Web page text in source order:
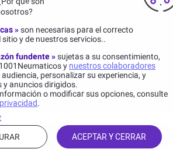
»son necesarias para el correcto
y de nuestros servicios..
fundente »sujetas a su consentimiento,
y nuestros colaboradores
personalizar su experiencia, y
anuncios dirigidos.
o modificar sus opciones, consulte
.
ACEPTAR Y CERRAR